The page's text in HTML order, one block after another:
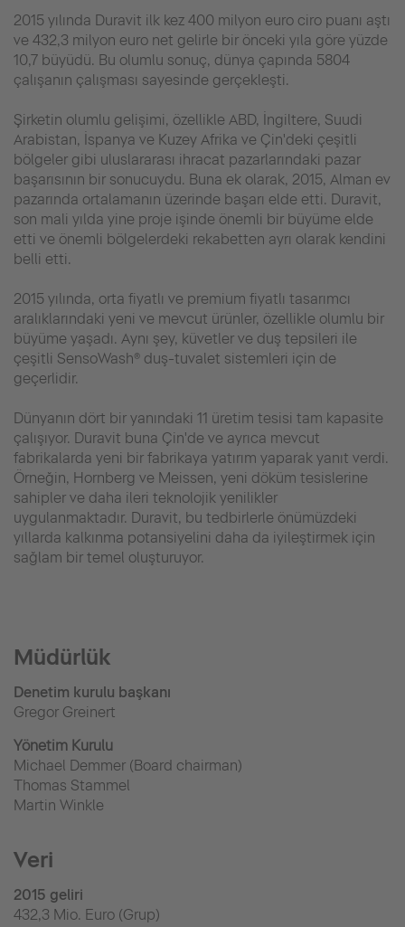
2015 yılında Duravit ilk kez 400 milyon euro ciro puanı aştı
ve 432,3 milyon euro net gelirle bir önceki yıla göre yüzde
10,7 büyüdü. Bu olumlu sonuç, dünya çapında 5804
çalışanın çalışması sayesinde gerçekleşti.
Şirketin olumlu gelişimi, özellikle ABD, İngiltere, Suudi
Arabistan, İspanya ve Kuzey Afrika ve Çin'deki çeşitli
bölgeler gibi uluslararası ihracat pazarlarındaki pazar
başarısının bir sonucuydu. Buna ek olarak, 2015, Alman ev
pazarında ortalamanın üzerinde başarı elde etti. Duravit,
son mali yılda yine proje işinde önemli bir büyüme elde
etti ve önemli bölgelerdeki rekabetten ayrı olarak kendini
belli etti.
2015 yılında, orta fiyatlı ve premium fiyatlı tasarımcı
aralıklarındaki yeni ve mevcut ürünler, özellikle olumlu bir
büyüme yaşadı. Aynı şey, küvetler ve duş tepsileri ile
çeşitli SensoWash® duş-tuvalet sistemleri için de
geçerlidir.
Dünyanın dört bir yanındaki 11 üretim tesisi tam kapasite
çalışıyor. Duravit buna Çin'de ve ayrıca mevcut
fabrikalarda yeni bir fabrikaya yatırım yaparak yanıt verdi.
Örneğin, Hornberg ve Meissen, yeni döküm tesislerine
sahipler ve daha ileri teknolojik yenilikler
uygulanmaktadır. Duravit, bu tedbirlerle önümüzdeki
yıllarda kalkınma potansiyelini daha da iyileştirmek için
sağlam bir temel oluşturuyor.
Müdürlük
Denetim kurulu başkanı
Gregor Greinert
Yönetim Kurulu
Michael Demmer (Board chairman)
Thomas Stammel
Martin Winkle
Veri
2015 geliri
432,3 Mio. Euro (Grup)